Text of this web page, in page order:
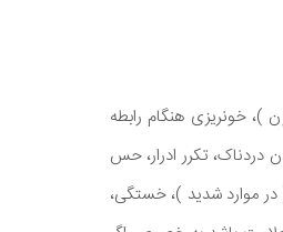
)، خونریزی هنگام رابطه
دردناک، تکرر ادرار، حس
در موارد شدید )، خستگی،